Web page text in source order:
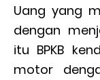
Uang yang
dengan
itu BPKB
motor